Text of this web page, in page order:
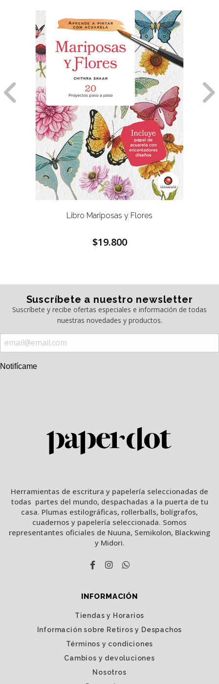
Libro Mariposas y Flores
$19.800
Suscríbete a nuestro newsletter
Suscríbete y recibe ofertas especiales e información de todas
nuestras novedades y productos.
Notifícame
Herramientas de escritura y papelería seleccionadas de
todas partes del mundo, despachadas a la puerta de tu
casa. Plumas estilográficas, rollerballs, bolígrafos,
cuadernos y papelería seleccionada. Somos
representantes oficiales de Nuuna, Semikolon, Blackwing
y Midori.
INFORMACIÓN
Tiendas y Horarios
Información sobre Retiros y Despachos
Términos y condiciones
Cambios y devoluciones
Nosotros